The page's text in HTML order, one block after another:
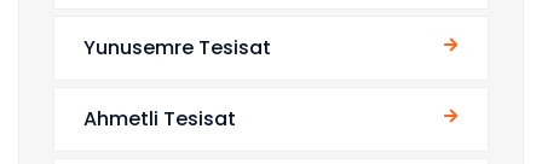
Yunusemre Tesisat
Ahmetli Tesisat